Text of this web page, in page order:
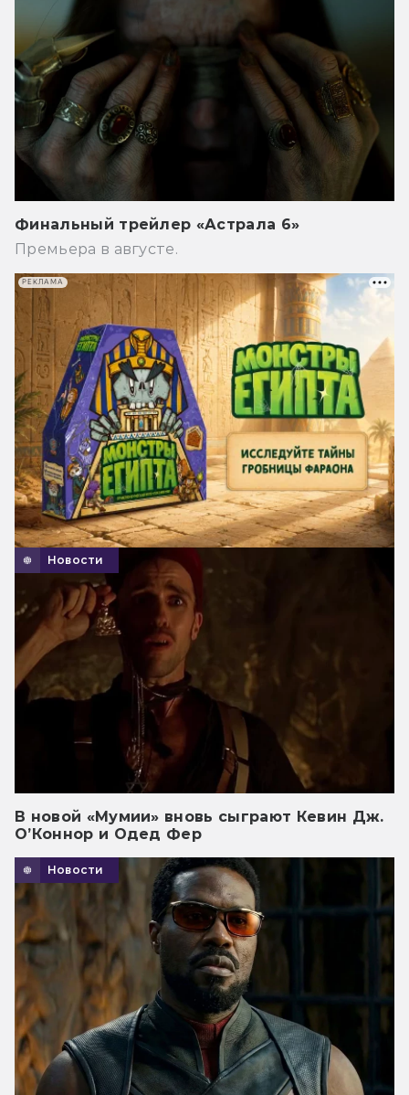
Финальный трейлер «Астрала 6»
Премьера в августе.
Новости
В новой «Мумии» вновь сыграют Кевин Дж.
О’Коннор и Одед Фер
Новости
РЕКЛАМА